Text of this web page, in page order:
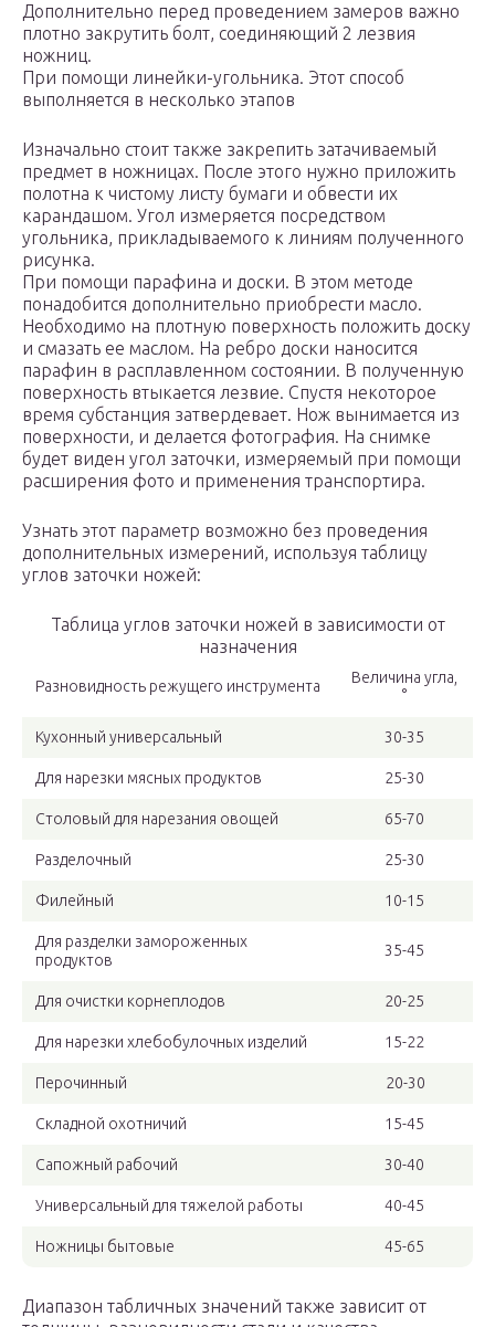
Дополнительно перед проведением замеров важно
плотно закрутить болт, соединяющий 2 лезвия
ножниц.
При помощи линейки-угольника. Этот способ
выполняется в несколько этапов
Изначально стоит также закрепить затачиваемый
предмет в ножницах. После этого нужно приложить
полотна к чистому листу бумаги и обвести их
карандашом. Угол измеряется посредством
угольника, прикладываемого к линиям полученного
рисунка.
При помощи парафина и доски. В этом методе
понадобится дополнительно приобрести масло.
Необходимо на плотную поверхность положить доску
и смазать ее маслом. На ребро доски наносится
парафин в расплавленном состоянии. В полученную
поверхность втыкается лезвие. Спустя некоторое
время субстанция затвердевает. Нож вынимается из
поверхности, и делается фотография. На снимке
будет виден угол заточки, измеряемый при помощи
расширения фото и применения транспортира.
Узнать этот параметр возможно без проведения
дополнительных измерений, используя таблицу
углов заточки ножей:
Таблица углов заточки ножей в зависимости от
назначения
Разновидность режущего инструмента
Величина угла,
°
Кухонный универсальный 30-35
Для нарезки мясных продуктов 25-30
Столовый для нарезания овощей 65-70
Разделочный 25-30
Филейный 10-15
Для разделки замороженных
продуктов
35-45
Для очистки корнеплодов 20-25
Для нарезки хлебобулочных изделий 15-22
Перочинный 20-30
Складной охотничий 15-45
Сапожный рабочий 30-40
Универсальный для тяжелой работы 40-45
Ножницы бытовые 45-65
Диапазон табличных значений также зависит от